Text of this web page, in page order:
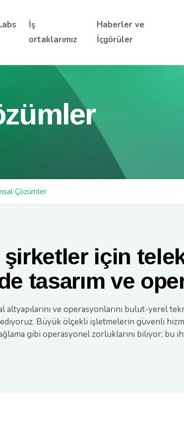
İş
ortaklarımız
Haberler ve
İçgörüler
Çözümler
için
tasarım ve
ve operasyonlarını bulut-yerel
Büyük ölçekli işletmelerin güvenli
gibi operasyonel zorluklarını biliyor; bu